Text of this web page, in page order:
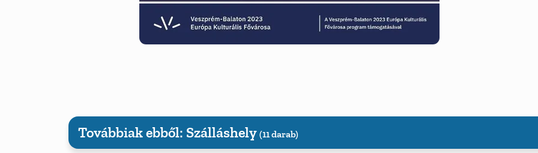
Továbbiak ebből: Szálláshely (11 darab)